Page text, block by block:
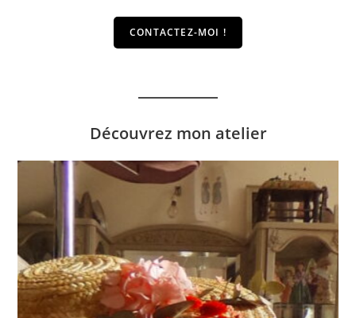
CONTACTEZ-MOI !
Découvrez mon atelier